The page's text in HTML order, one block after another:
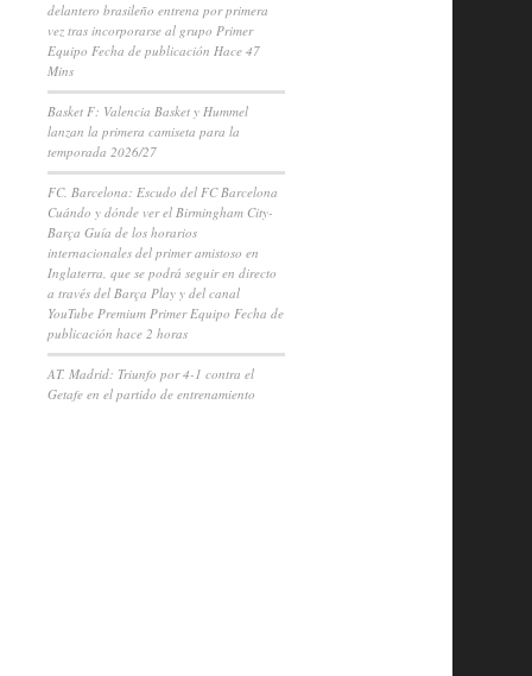
delantero brasileño entrena por primera
vez tras incorporarse al grupo Primer
Equipo Fecha de publicación Hace 47
Mins
Basket F: Valencia Basket y Hummel
lanzan la primera camiseta para la
temporada 2026/27
FC. Barcelona: Escudo del FC Barcelona
Cuándo y dónde ver el Birmingham City-
Barça Guía de los horarios
internacionales del primer amistoso en
Inglaterra, que se podrá seguir en directo
a través del Barça Play y del canal
YouTube Premium Primer Equipo Fecha de
publicación hace 2 horas
AT. Madrid: Triunfo por 4-1 contra el
Getafe en el partido de entrenamiento